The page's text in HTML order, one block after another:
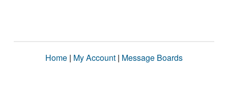
Home | My Account | Message Boards